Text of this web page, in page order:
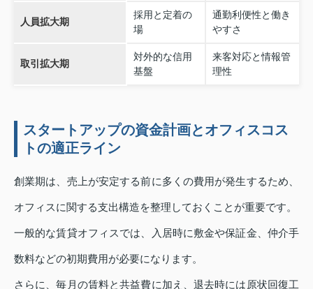
人員拡大期
採用と定着の
場
通勤利便性と働き
やすさ
取引拡大期
対外的な信用
基盤
来客対応と情報管
理性
スタートアップの資金計画とオフィスコス
トの適正ライン
創業期は、売上が安定する前に多くの費用が発生するため、
オフィスに関する支出構造を整理しておくことが重要です。
一般的な賃貸オフィスでは、入居時に敷金や保証金、仲介手
数料などの初期費用が必要になります。
さらに、毎月の賃料と共益費に加え、退去時には原状回復工